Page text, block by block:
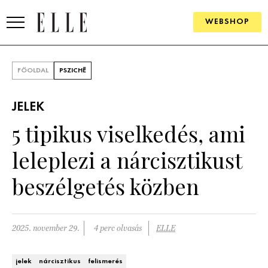
WEBSHOP
SZÉPSÉG
ÉLETMÓD
PÁRKAPCSOLAT
FŐOLDAL PSZICHÉ
JELEK
5 tipikus viselkedés, ami
leleplezi a nárcisztikust
beszélgetés közben
2025. november 29. 4 perc olvasás ELLE
jelek nárcisztikus felismerés